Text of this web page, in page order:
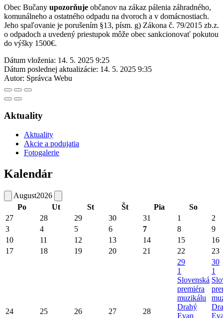
Obec Bučany upozorňuje občanov na zákaz pálenia záhradného,
komunálneho a ostatného odpadu na dvoroch a v domácnostiach.
Jeho spaľovanie je porušením §13, písm. g) Zákona č. 79/2015 zb.z.
o odpadoch a uvedený priestupok môže obec sankcionovať pokutou
do výšky 1500€.
Dátum vloženia: 14. 5. 2025 9:25
Dátum poslednej aktualizácie: 14. 5. 2025 9:35
Autor: Správca Webu
Aktuality
Aktuality
Akcie a podujatia
Fotogalerie
Kalendár
August2026
Po
Ut St Št Pia
So
27
28 29 30 31 1
2
3
4 5 6 7 8
9
10
11 12 13 14 15
16
17
18 19 20 21 22 23
24 25 26 27 28
29
1
Slovenská
premiéra
muzikálu
Drahý
Evan
30
1